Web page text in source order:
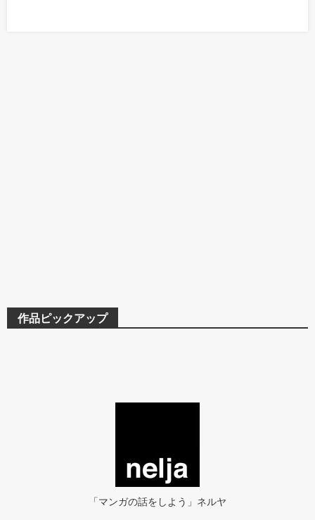
作品ピックアップ
「マンガの話をしよう」ネルヤ